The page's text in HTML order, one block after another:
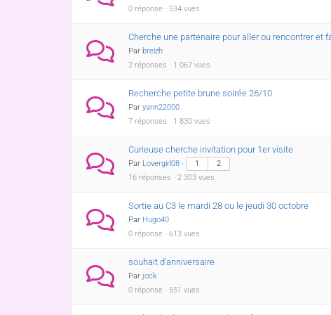
0 réponse · 534 vues
Cherche une partenaire pour aller ou rencontrer et
Par breizh
2 réponses · 1 067 vues
Recherche petite brune soirée 26/10
Par yann22000
7 réponses · 1 830 vues
Curieuse cherche invitation pour 1er visite
Par Lovergirl08 · 1
2
16 réponses · 2 303 vues
Sortie au C3 le mardi 28 ou le jeudi 30 octobre
Par Hugo40
0 réponse · 613 vues
souhait d'anniversaire
Par jock
0 réponse · 551 vues